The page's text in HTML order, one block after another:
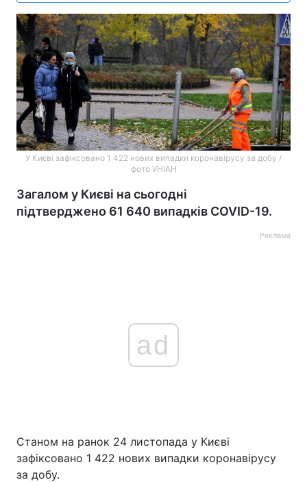
Україна Політика
У Києві зафіксовано 1 422 нових випадки коронавірусу за добу /
фото УНІАН
Загалом у Києві на сьогодні
підтверджено 61 640 випадків COVID-19.
Реклама
ad
Станом на ранок 24 листопада у Києві
зафіксовано 1 422 нових випадки коронавірусу
за добу.